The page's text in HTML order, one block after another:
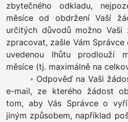
zbytečného odkladu,
měsíce od obdržení Vaší
určitých důvodů možno
zpracovat, zašle Vám
uvedenou lhůtu prodlouží
měsíce (tj. maximálně na
◦ Odpověď na Vaši žádost
e-mail, ze kterého žádost
tom, aby Vás Správce o
jiným způsobem, například